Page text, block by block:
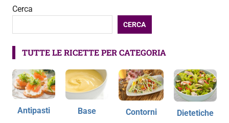
Cerca
CERCA
TUTTE LE RICETTE PER CATEGORIA
Antipasti Base Contorni Dietetiche